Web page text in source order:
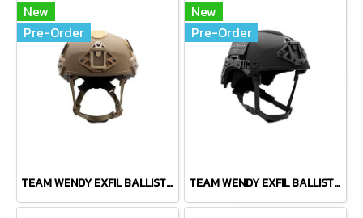
New
Pre-Order
TEAM WENDY EXFIL BALLISTIC RAIL 2.0
New
Pre-Order
TEAM WENDY EXFIL BALLISTIC RAIL 3.0